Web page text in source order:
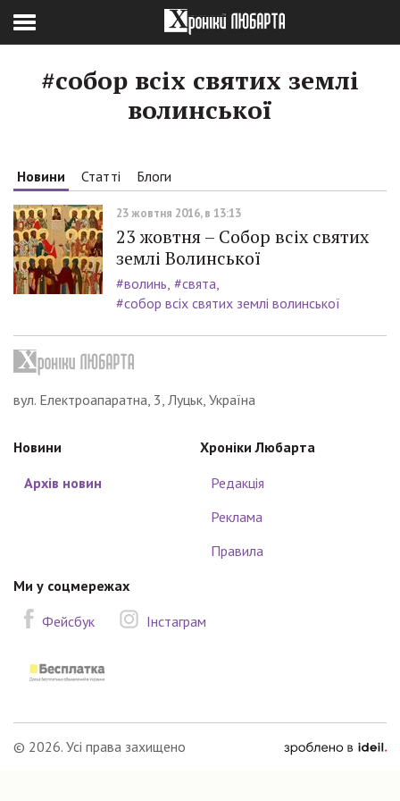
#собор всіх святих землі
волинської
Новини Статті Блоги
23 жовтня 2016, в 13:13
23 жовтня – Собор всіх святих
землі Волинської
#волинь #свята
#собор всіх святих землі волинської
вул. Електроапаратна, 3, Луцьк, Україна
Новини
Архів новин
Хроніки Любарта
Редакція
Реклама
Правила
Ми у соцмережах
Фейсбук
Інстаграм
© 2026. Усі права захищено
зроблено